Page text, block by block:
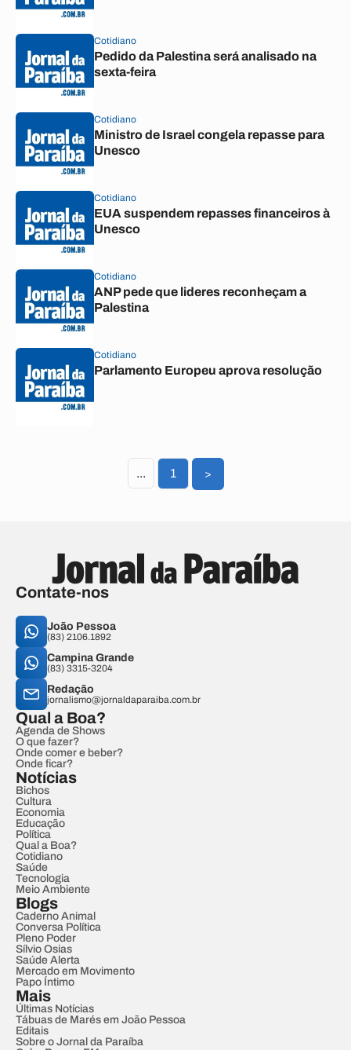
Cotidiano
Pedido da Palestina será analisado na
sexta-feira
Cotidiano
Ministro de Israel congela repasse para
Unesco
Cotidiano
EUA suspendem repasses financeiros à
Unesco
Cotidiano
ANP pede que lideres reconheçam a
Palestina
Cotidiano
Parlamento Europeu aprova resolução
... 1 >
Contate-nos
João Pessoa
(83) 2106.1892
Campina Grande
(83) 3315-3204
Redação
jornalismo@jornaldaparaiba.com.br
Qual a Boa?
Agenda de Shows
O que fazer?
Onde comer e beber?
Onde ficar?
Notícias
Bichos
Cultura
Economia
Educação
Política
Qual a Boa?
Cotidiano
Saúde
Tecnologia
Meio Ambiente
Blogs
Caderno Animal
Conversa Política
Pleno Poder
Sílvio Osias
Saúde Alerta
Mercado em Movimento
Papo Íntimo
Mais
Últimas Notícias
Tábuas de Marés em João Pessoa
Editais
Sobre o Jornal da Paraíba